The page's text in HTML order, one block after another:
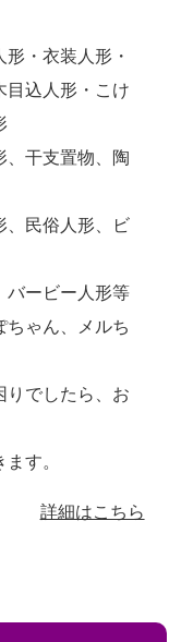
・衣装人形・
目込人形・こけ
、干支置物、陶
、民俗人形、ビ
バービー人形等
ちゃん、メルち
りでしたら、お
す。
詳細はこちら